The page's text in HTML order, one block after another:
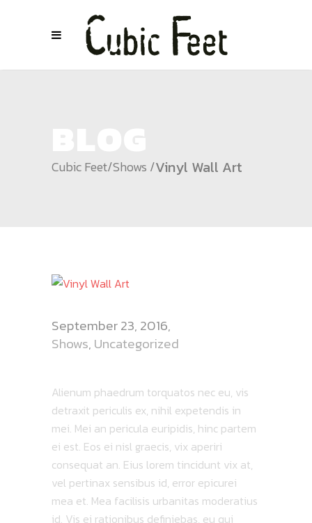
Cubic Feet/Shows /Vinyl Wall Art
September 23, 2016
Shows, Uncategorized
Alienum phaedrum torquatos nec eu, vis
detraxit periculis ex, nihil expetendis in
mei. Mei an pericula euripidis, hinc partem
ei est. Eos ei nisl graecis, vix aperiri
consequat an. Eius lorem tincidunt vix at,
vel pertinax sensibus id, error epicurei
mea et. Mea facilisis urbanitas moderatius
id. Vis ei rationibus definiebas, eu qui